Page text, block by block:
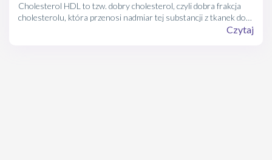
Cholesterol HDL to tzw. dobry cholesterol, czyli dobra frakcja
cholesterolu, która przenosi nadmiar tej substancji z tkanek do
Czytaj